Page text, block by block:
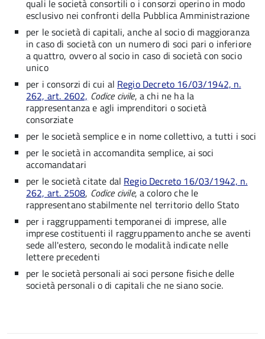
quali le società consortili o i consorzi operino in modo
esclusivo nei confronti della Pubblica Amministrazione
per le società di capitali, anche al socio di maggioranza
in caso di società con un numero di soci pari o inferiore
a quattro, ovvero al socio in caso di società con socio
unico
per i consorzi di cui al Regio Decreto 16/03/1942, n.
262, art. 2602, Codice civile, a chi ne ha la
rappresentanza e agli imprenditori o società
consorziate
per le società semplice e in nome collettivo, a tutti i soci
per le società in accomandita semplice, ai soci
accomandatari
per le società citate dal Regio Decreto 16/03/1942, n.
262, art. 2508, Codice civile, a coloro che le
rappresentano stabilmente nel territorio dello Stato
per i raggruppamenti temporanei di imprese, alle
imprese costituenti il raggruppamento anche se aventi
sede all'estero, secondo le modalità indicate nelle
lettere precedenti
per le società personali ai soci persone fisiche delle
società personali o di capitali che ne siano socie.